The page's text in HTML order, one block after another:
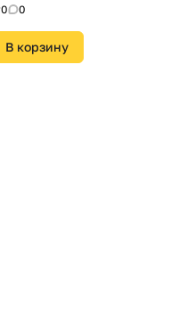
0 0
В корзину